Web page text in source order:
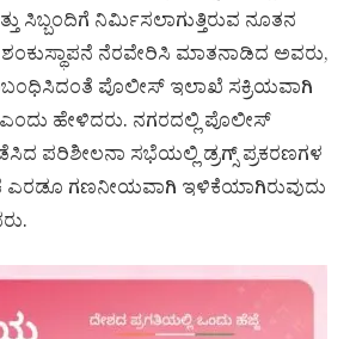
ಸಿಬ್ಬಂದಿಗೆ ನಿರ್ಮಿಸಲಾಗುತ್ತಿರುವ ನೂತನ
ಶಂಕುಸ್ಥಾಪನೆ ನೆರವೇರಿಸಿ ಮಾತನಾಡಿದ ಅವರು,
ಪೊಲೀಸ್ ಇಲಾಖೆ ಸಕ್ರಿಯವಾಗಿ
ಹೇಳಿದರು. ನಗರದಲ್ಲಿ ಪೊಲೀಸ್
ಪರಿಶೀಲನಾ ಸಭೆಯಲ್ಲಿ ಡ್ರಗ್ಸ್ ಪ್ರಕರಣಗಳ
ಎರಡೂ ಗಣನೀಯವಾಗಿ ಇಳಿಕೆಯಾಗಿರುವುದು